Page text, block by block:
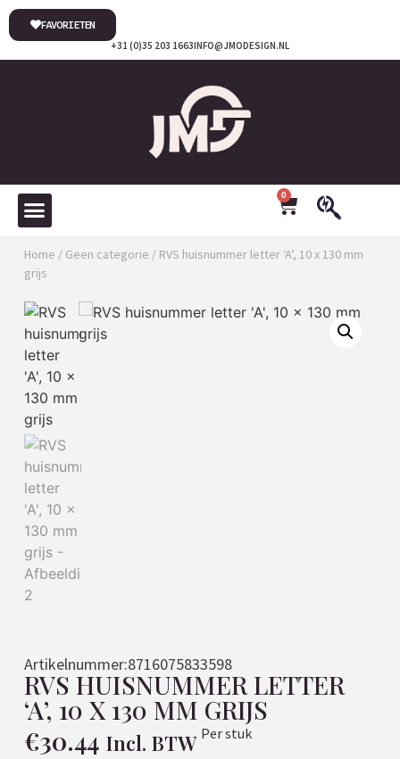
INFO@JMODESIGN.NL
+31 (0)35 203 1663
FAVORIETEN
0
Home / Geen categorie / RVS huisnummer letter ‘A’, 10 x 130 mm
grijs
Artikelnummer:8716075833598
RVS HUISNUMMER LETTER
‘A’, 10 X 130 MM GRIJS
€30.44 Incl. BTW Per stuk